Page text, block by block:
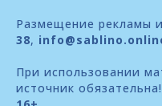
Размещение рекламы
38,
При использовании
источник обязательна!